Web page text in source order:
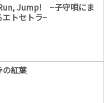
Jump! −子守唄にま
エトセトラ−
の紅葉